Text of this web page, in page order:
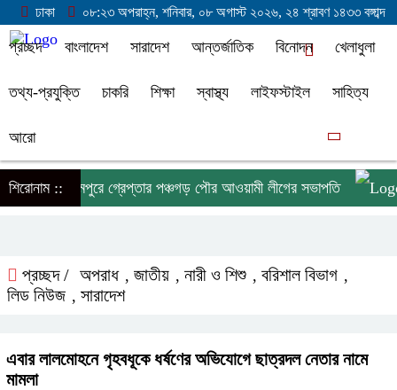
ঢাকা ০৮:২৩ অপরাহ্ন, শনিবার, ০৮ অগাস্ট ২০২৬, ২৪ শ্রাবণ ১৪৩৩ বঙ্গাব্দ
প্রচ্ছদ বাংলাদেশ সারাদেশ আন্তর্জাতিক বিনোদন খেলাধুলা
তথ্য-প্রযুক্তি চাকরি শিক্ষা স্বাস্থ্য লাইফস্টাইল সাহিত্য
আরো
শিরোনাম ::বিরামপুরে গ্রেপ্তার পঞ্চগড় পৌর আওয়ামী লীগের সভাপতি
প্রচ্ছদ / অপরাধ , জাতীয় , নারী ও শিশু , বরিশাল বিভাগ ,
লিড নিউজ , সারাদেশ
এবার লালমোহনে গৃহবধূকে ধর্ষণের অভিযোগে ছাত্রদল নেতার নামে
মামলা